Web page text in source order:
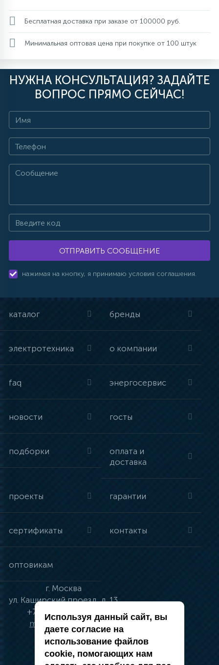
Бесплатная доставка при заказе от 100000 руб.
Минимальная оптовая цена при покупке от 100 штук
НУЖНА КОНСУЛЬТАЦИЯ? ЗАДАЙТЕ
ВОПРОС ПРЯМО СЕЙЧАС!
ОТПРАВИТЬ СООБЩЕНИЕ
нажимая на кнопку, я принимаю условия соглашения.
каталог бренды
электротехника о компании
faq энергосервис
новости госты
подборки
оплата и
доставка
проекты гарантии
сертификаты контакты
оптовикам
г. Москва
ул. Каширский проезд, д. 13
+7 (495) 134-41-83
moskva@vincci.ru
Используя данный сайт, вы
даете согласие на
использование файлов
cookie, помогающих нам